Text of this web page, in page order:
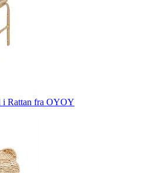
i Rattan fra OYOY